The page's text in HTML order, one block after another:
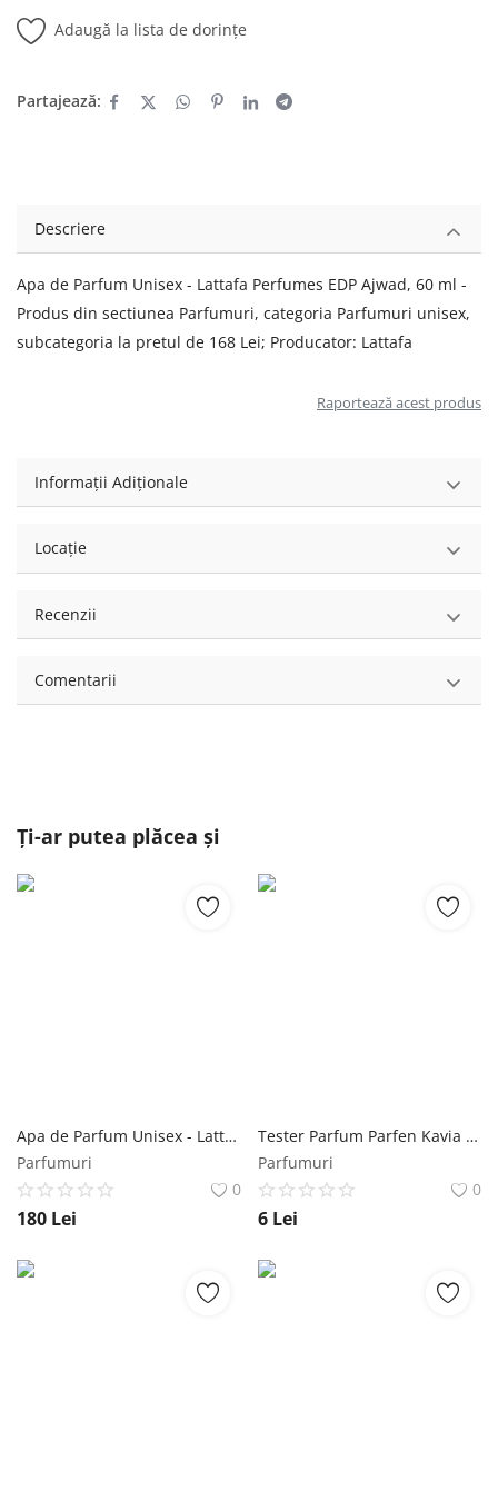
Adaugă la lista de dorințe
Partajează:
Descriere
Apa de Parfum Unisex - Lattafa Perfumes EDP Ajwad, 60 ml -
Produs din sectiunea Parfumuri, categoria Parfumuri unisex,
subcategoria la pretul de 168 Lei; Producator: Lattafa
Raportează acest produs
Informații Adiționale
Locație
Recenzii
Comentarii
Ți-ar putea plăcea și
Apa de Parfum Unisex - Lattafa Perfumes EDP Royal Sapphire, 100 ml Lattafa
Parfumuri
0
180 Lei
Tester Parfum Parfen Kavia cod 751 Florgarden, 2 ml Florgarden
Parfumuri
0
6 Lei